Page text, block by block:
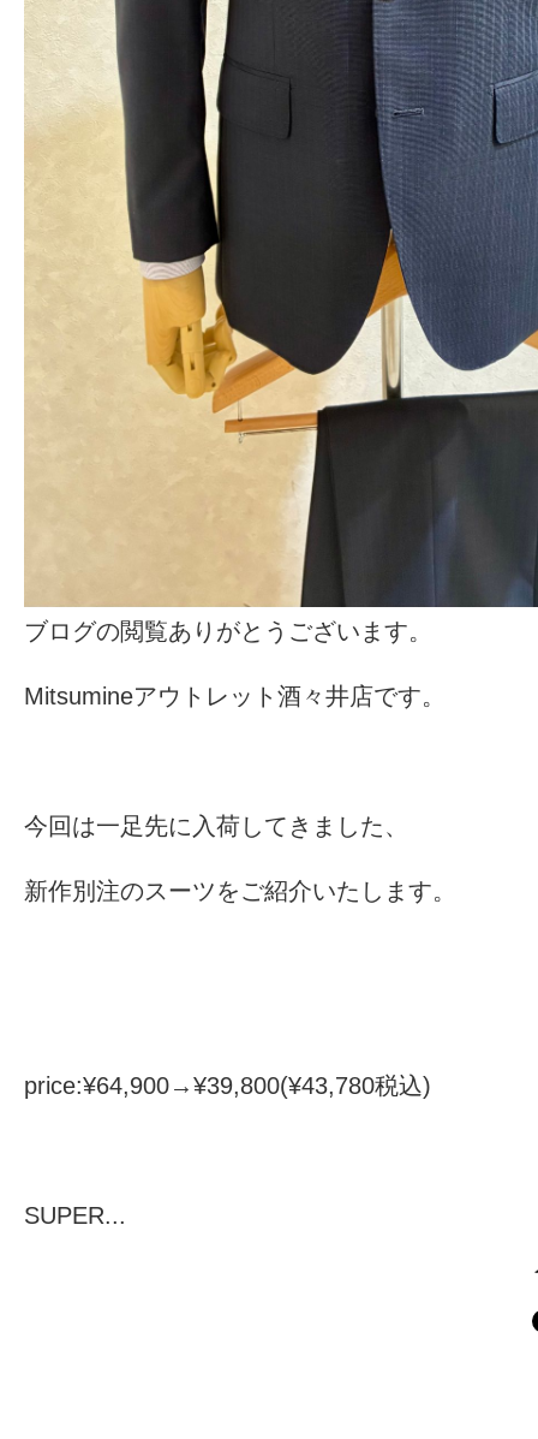
ブログの閲覧ありがとうございます。
Mitsumineアウトレット酒々井店です。
今回は一足先に入荷してきました、
新作別注のスーツをご紹介いたします。
price:¥64,900→¥39,800(¥43,780税込)
SUPER...